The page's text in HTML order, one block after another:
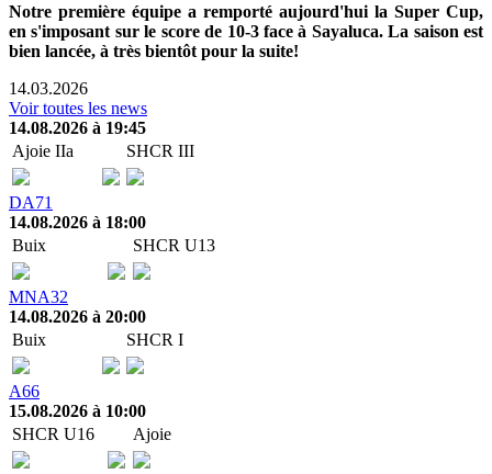
Notre première équipe a remporté aujourd'hui la Super Cup,
en s'imposant sur le score de 10-3 face à Sayaluca. La saison est
bien lancée, à très bientôt pour la suite!
14.03.2026
Voir toutes les news
14.08.2026 à 19:45
Ajoie IIa
SHCR III
DA71
14.08.2026 à 18:00
Buix
SHCR U13
MNA32
14.08.2026 à 20:00
Buix
SHCR I
A66
15.08.2026 à 10:00
SHCR U16
Ajoie